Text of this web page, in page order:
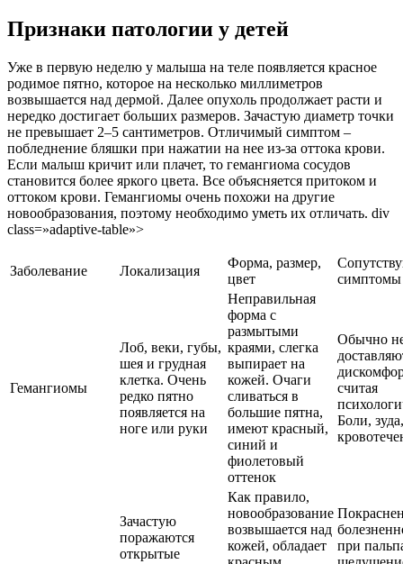
Признаки патологии у детей
Уже в первую неделю у малыша на теле появляется красное
родимое пятно, которое на несколько миллиметров
возвышается над дермой. Далее опухоль продолжает расти и
нередко достигает больших размеров. Зачастую диаметр точки
не превышает 2–5 сантиметров. Отличимый симптом –
побледнение бляшки при нажатии на нее из-за оттока крови.
Если малыш кричит или плачет, то гемангиома сосудов
становится более яркого цвета. Все объясняется притоком и
оттоком крови. Гемангиомы очень похожи на другие
новообразования, поэтому необходимо уметь их отличать. div
class=»adaptive-table»>
Заболевание Локализация
Форма, размер,
цвет
симптомы
Гемангиомы
Лоб, веки, губы,
шея и грудная
клетка. Очень
редко пятно
появляется на
ноге или руки
Неправильная
форма с
размытыми
краями, слегка
выпирает на
кожей. Очаги
сливаться в
большие пятна,
имеют красный,
синий и
фиолетовый
оттенок
Обычно
считая
Боли, зуда,
Зачастую
поражаются
открытые
Как правило,
новообразование
возвышается над
кожей, обладает
при